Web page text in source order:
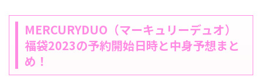
MERCURYDUO（マーキュリーデュオ）
福袋2023の予約開始日時と中身予想まと
め！